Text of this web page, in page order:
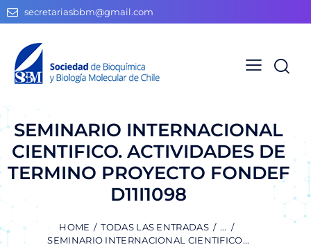
secretariasbbm@gmail.com
SEMINARIO INTERNACIONAL
CIENTIFICO. ACTIVIDADES DE
TERMINO PROYECTO FONDEF
D11I1098
HOME TODAS LAS ENTRADAS
...
SEMINARIO INTERNACIONAL CIENTIFICO...